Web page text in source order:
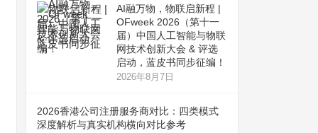
AI融万物，物联启新程 |
OFweek 2026（第十一
届）中国人工智能与物联
网技术创新大会 & 评选
启动，蓝皮书同步征编！
2026年8月7日
2026香港公司注册服务商对比：四类模式
深度解析与真实机构横向对比参考